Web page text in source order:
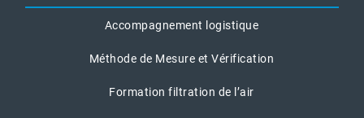
Accompagnement logistique
Méthode de Mesure et Vérification
Formation filtration de l’air